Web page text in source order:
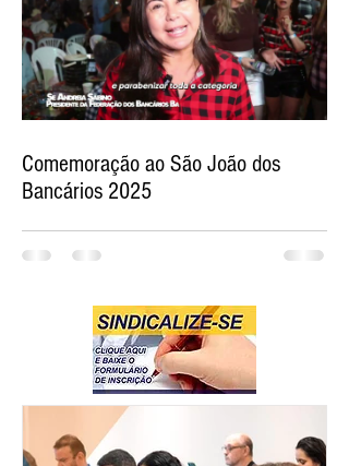
Comemoração ao São João dos
Bancários 2025